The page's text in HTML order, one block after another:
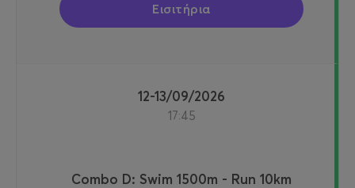
Εισιτήρια
12-13/09/2026
17:45
Combo D: Swim 1500m - Run 10km